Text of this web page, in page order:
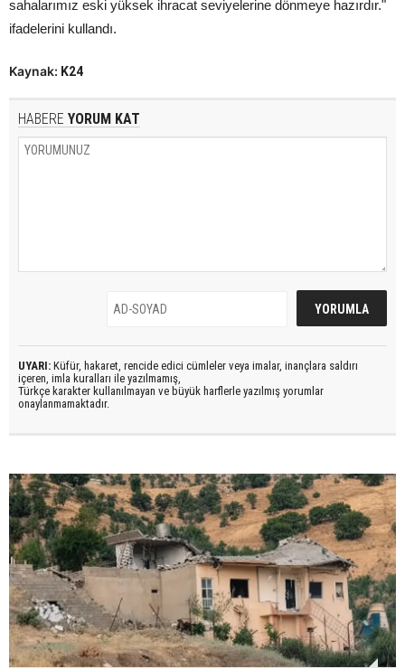
sahalarımız eski yüksek ihracat seviyelerine dönmeye hazırdır."
ifadelerini kullandı.
Kaynak: K24
HABERE YORUM KAT
UYARI: Küfür, hakaret, rencide edici cümleler veya imalar, inançlara saldırı
içeren, imla kuralları ile yazılmamış,
Türkçe karakter kullanılmayan ve büyük harflerle yazılmış yorumlar
onaylanmamaktadır.